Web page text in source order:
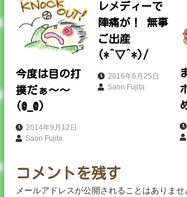
ー
シ
ョ
ン
今度は目の打
撲だぁ～～
(@_@)
2014年9月12日
Saori Fujita
レメディーで
陣痛が！ 無事
ご出産
(*^▽^*)/
2016年6月25日
Saori Fujita
コメントを残す
メールアドレスが公開されることはありませ